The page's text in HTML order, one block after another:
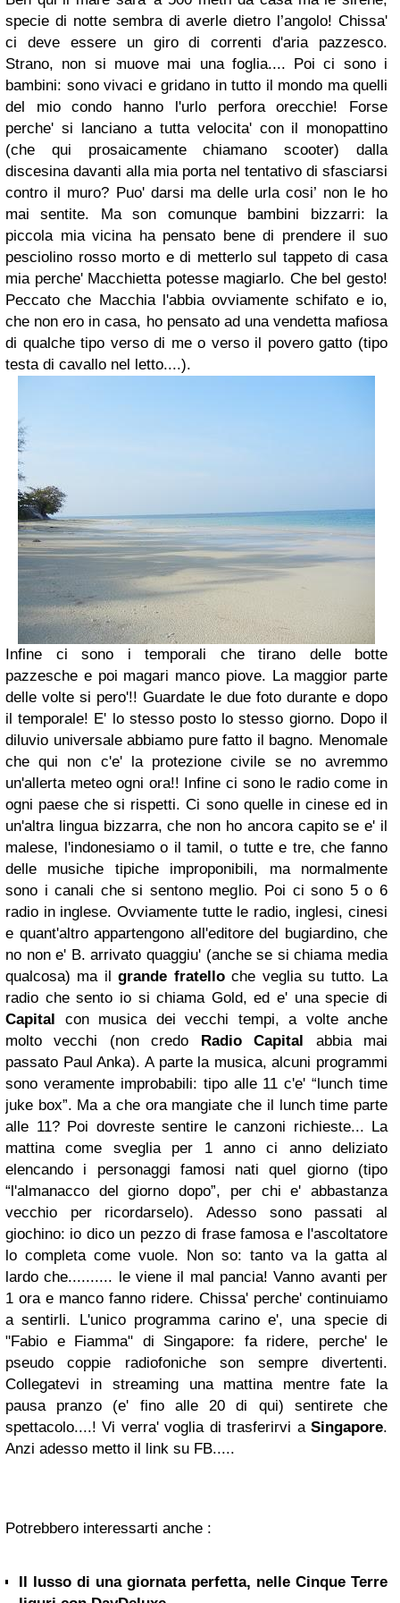
specie di notte sembra di averle dietro l’angolo! Chissa'
ci deve essere un giro di correnti d'aria pazzesco.
Strano, non si muove mai una foglia.... Poi ci sono i
bambini: sono vivaci e gridano in tutto il mondo ma quelli
del mio condo hanno l'urlo perfora orecchie! Forse
perche' si lanciano a tutta velocita' con il monopattino
(che qui prosaicamente chiamano scooter) dalla
discesina davanti alla mia porta nel tentativo di sfasciarsi
contro il muro? Puo' darsi ma delle urla cosi’ non le ho
mai sentite. Ma son comunque bambini bizzarri: la
piccola mia vicina ha pensato bene di prendere il suo
pesciolino rosso morto e di metterlo sul tappeto di casa
mia perche' Macchietta potesse magiarlo. Che bel gesto!
Peccato che Macchia l'abbia ovviamente schifato e io,
che non ero in casa, ho pensato ad una vendetta mafiosa
di qualche tipo verso di me o verso il povero gatto (tipo
testa di cavallo nel letto....).
Infine ci sono i temporali che tirano delle botte
pazzesche e poi magari manco piove. La maggior parte
delle volte si pero'!! Guardate le due foto durante e dopo
il temporale! E' lo stesso posto lo stesso giorno. Dopo il
diluvio universale abbiamo pure fatto il bagno. Menomale
che qui non c'e' la protezione civile se no avremmo
un'allerta meteo ogni ora!! Infine ci sono le radio come in
ogni paese che si rispetti. Ci sono quelle in cinese ed in
un'altra lingua bizzarra, che non ho ancora capito se e' il
malese, l'indonesiamo o il tamil, o tutte e tre, che fanno
delle musiche tipiche improponibili, ma normalmente
sono i canali che si sentono meglio. Poi ci sono 5 o 6
radio in inglese. Ovviamente tutte le radio, inglesi, cinesi
e quant'altro appartengono all'editore del bugiardino, che
no non e' B. arrivato quaggiu' (anche se si chiama media
qualcosa) ma ilgrande fratelloche veglia su tutto. La
radio che sento io si chiama Gold, ed e' una specie di
Capital con musica dei vecchi tempi, a volte anche
molto vecchi (non credo Radio Capital abbia mai
passato Paul Anka). A parte la musica, alcuni programmi
sono veramente improbabili: tipo alle 11 c'e' “lunch time
juke box”. Ma a che ora mangiate che il lunch time parte
alle 11? Poi dovreste sentire le canzoni richieste... La
mattina come sveglia per 1 anno ci anno deliziato
elencando i personaggi famosi nati quel giorno (tipo
“l'almanacco del giorno dopo”, per chi e' abbastanza
vecchio per ricordarselo). Adesso sono passati al
giochino: io dico un pezzo di frase famosa e l'ascoltatore
lo completa come vuole. Non so: tanto va la gatta al
lardo che.......... le viene il mal pancia! Vanno avanti per
1 ora e manco fanno ridere. Chissa' perche' continuiamo
a sentirli. L'unico programma carino e', una specie di
"Fabio e Fiamma" di Singapore: fa ridere, perche' le
pseudo coppie radiofoniche son sempre divertenti.
Collegatevi in streaming una mattina mentre fate la
pausa pranzo (e' fino alle 20 di qui) sentirete che
spettacolo....! Vi verra' voglia di trasferirvi a Singapore.
Anzi adesso metto il link su FB.....
Potrebbero interessarti anche :
Il lusso di una giornata perfetta, nelle Cinque Terre